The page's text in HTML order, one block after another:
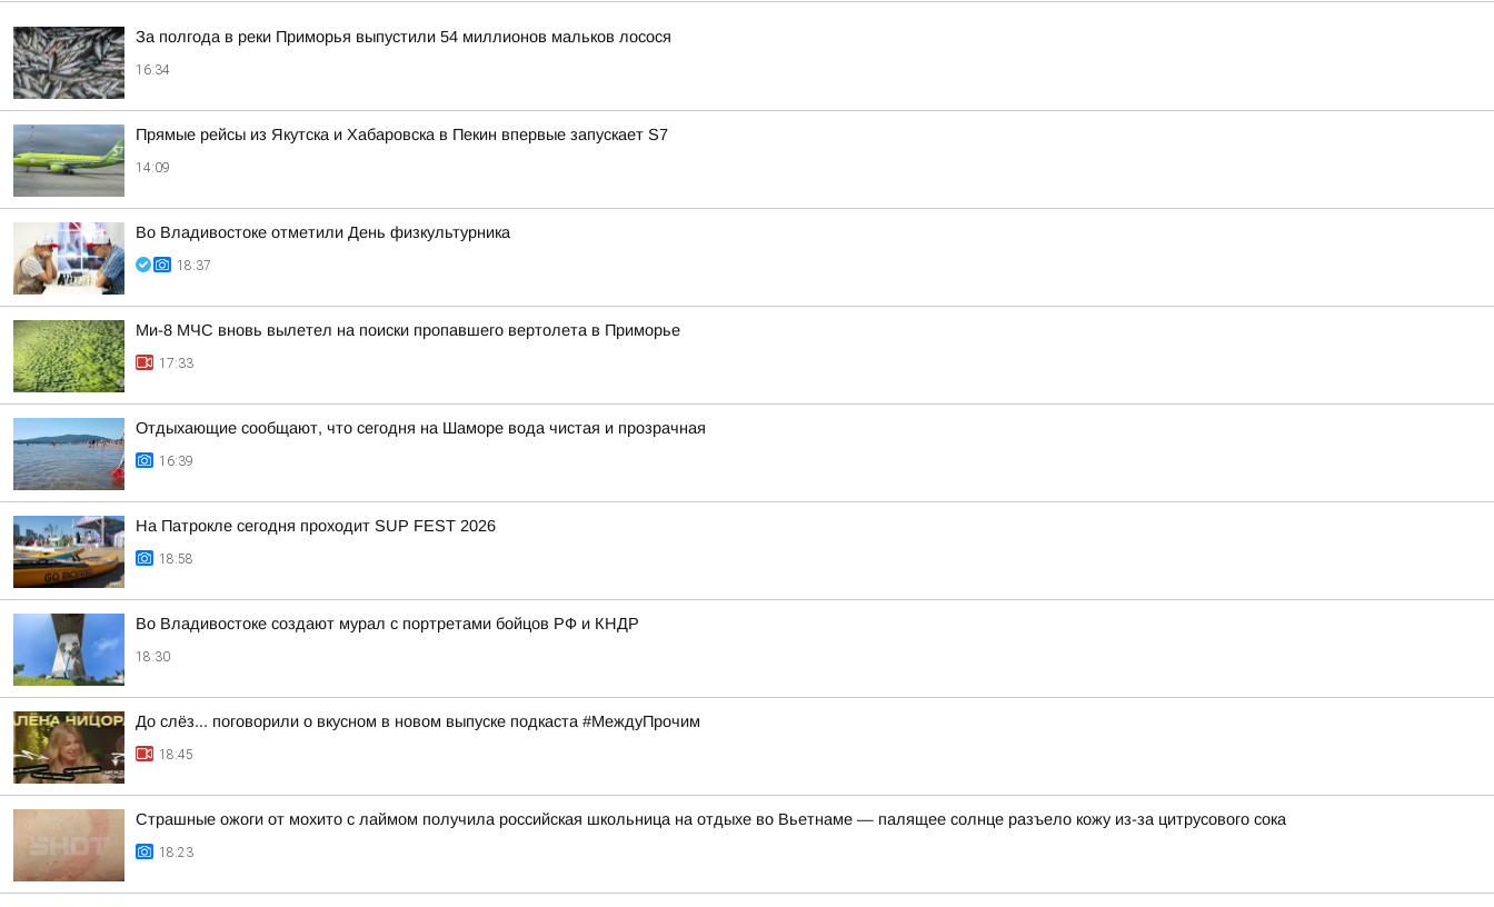
За полгода в реки Приморья выпустили 54 миллионов мальков лосося
16:34
Прямые рейсы из Якутска и Хабаровска в Пекин впервые запускает S7
14:09
Во Владивостоке отметили День физкультурника
18:37
Ми-8 МЧС вновь вылетел на поиски пропавшего вертолета в Приморье
17:33
Отдыхающие сообщают, что сегодня на Шаморе вода чистая и прозрачная
16:39
На Патрокле сегодня проходит SUP FEST 2026
18:58
Во Владивостоке создают мурал с портретами бойцов РФ и КНДР
18:30
До слёз... поговорили о вкусном в новом выпуске подкаста #МеждуПрочим
18:45
Страшные ожоги от мохито с лаймом получила российская школьница на отдыхе во Вьетнаме — палящее солнце разъело кожу из-за цитрусового сока
18:23